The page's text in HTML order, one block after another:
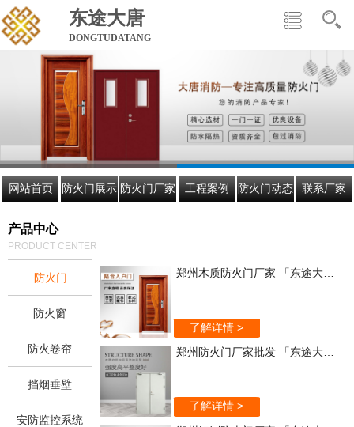
东途大唐
DONGTUDATANG
网站首页 防火门展示 防火门厂家 工程案例 防火门动态 联系厂家
产品中心
PRODUCT CENTER
防火门
防火窗
防火卷帘
挡烟垂壁
安防监控系统
郑州木质防火门厂家 「东途大唐」欢迎来电咨询
了解详情 >
了解详情 >